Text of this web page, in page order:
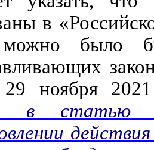
в
можно было
29 ноября
в статью